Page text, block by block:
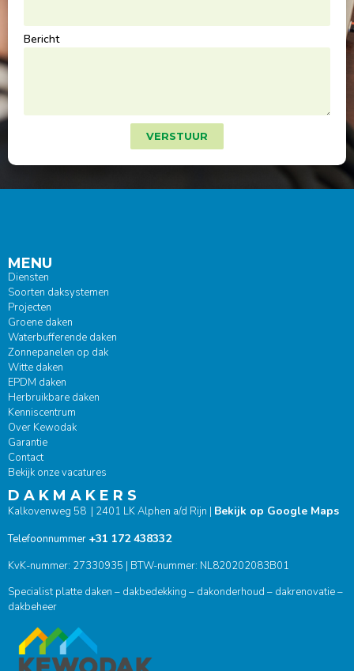
Bericht
VERSTUUR
MENU
Diensten
Soorten daksystemen
Projecten
Groene daken
Waterbufferende daken
Zonnepanelen op dak
Witte daken
EPDM daken
Herbruikbare daken
Kenniscentrum
Over Kewodak
Garantie
Contact
Bekijk onze vacatures
D A K M A K E R S
Kalkovenweg 58 | 2401 LK Alphen a/d Rijn | Bekijk op Google Maps
Telefoonnummer +31 172 438332
KvK-nummer: 27330935 | BTW-nummer: NL820202083B01
Specialist platte daken – dakbedekking – dakonderhoud – dakrenovatie –
dakbeheer